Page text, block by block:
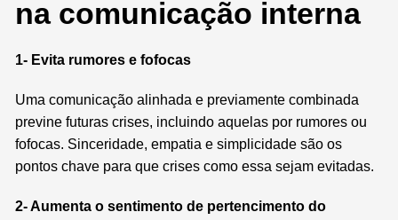
na comunicação interna
1- Evita rumores e fofocas
Uma comunicação alinhada e previamente combinada
previne futuras crises, incluindo aquelas por rumores ou
fofocas. Sinceridade, empatia e simplicidade são os
pontos chave para que crises como essa sejam evitadas.
2- Aumenta o sentimento de pertencimento do